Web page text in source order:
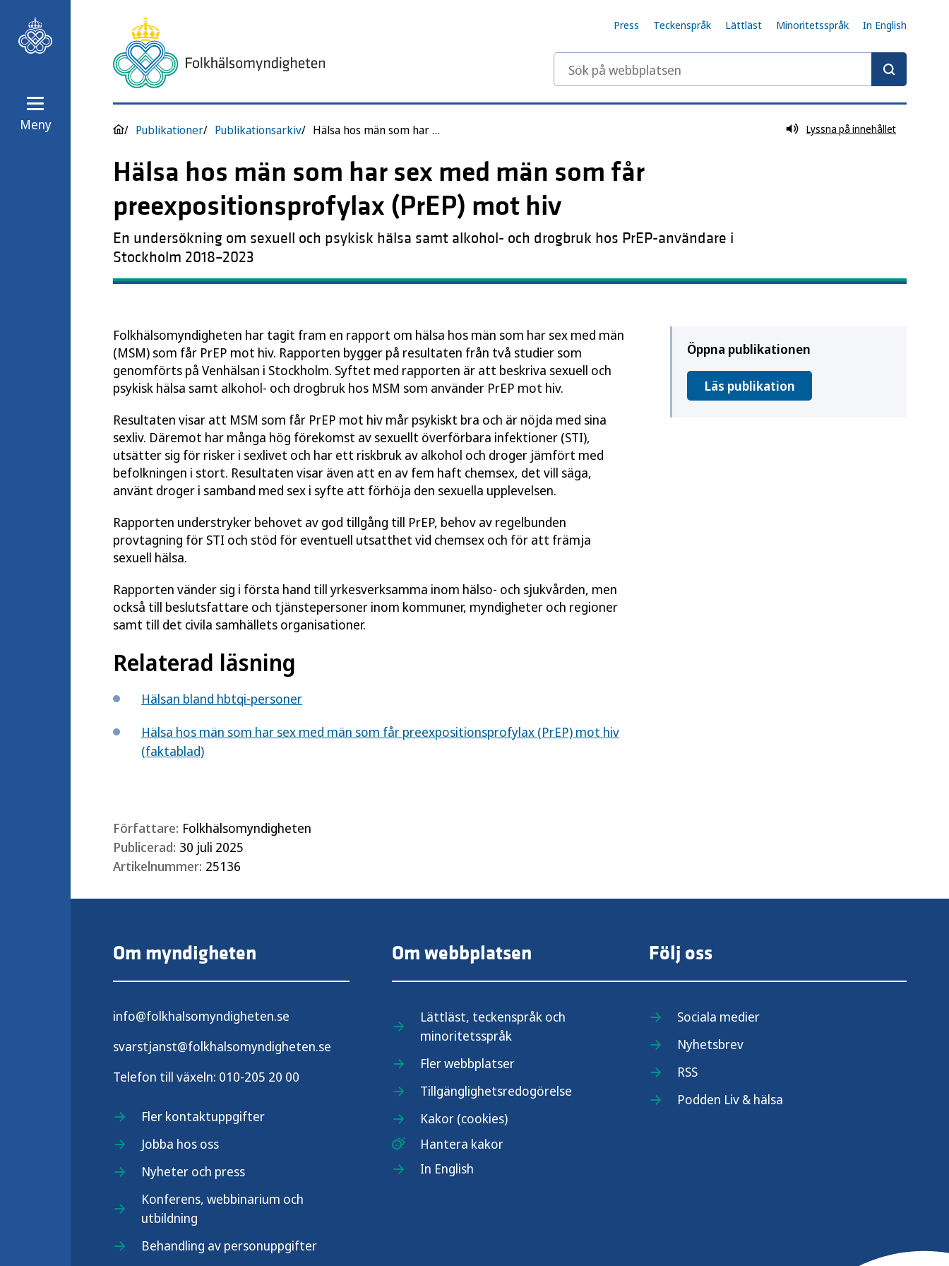
Meny
Press Teckenspråk Lättläst Minoritetsspråk In English
Sök på webbplatsen
Publikationer Publikationsarkiv Hälsa hos män som har sex med män som får preexpositionsprofylax (PrEP) mot hiv Lyssna på innehållet
Hälsa hos män som har sex med män som får
preexpositionsprofylax (PrEP) mot hiv
En undersökning om sexuell och psykisk hälsa samt alkohol- och drogbruk hos PrEP-användare i
Stockholm 2018–2023
Folkhälsomyndigheten har tagit fram en rapport om hälsa hos män som har sex med män
(MSM) som får PrEP mot hiv. Rapporten bygger på resultaten från två studier som
genomförts på Venhälsan i Stockholm. Syftet med rapporten är att beskriva sexuell och
psykisk hälsa samt alkohol- och drogbruk hos MSM som använder PrEP mot hiv.
Resultaten visar att MSM som får PrEP mot hiv mår psykiskt bra och är nöjda med sina
sexliv. Däremot har många hög förekomst av sexuellt överförbara infektioner (STI),
utsätter sig för risker i sexlivet och har ett riskbruk av alkohol och droger jämfört med
befolkningen i stort. Resultaten visar även att en av fem haft chemsex, det vill säga,
använt droger i samband med sex i syfte att förhöja den sexuella upplevelsen.
Rapporten understryker behovet av god tillgång till PrEP, behov av regelbunden
provtagning för STI och stöd för eventuell utsatthet vid chemsex och för att främja
sexuell hälsa.
Rapporten vänder sig i första hand till yrkesverksamma inom hälso- och sjukvården, men
också till beslutsfattare och tjänstepersoner inom kommuner, myndigheter och regioner
samt till det civila samhällets organisationer.
Relaterad läsning
Hälsan bland hbtqi-personer
Hälsa hos män som har sex med män som får preexpositionsprofylax (PrEP) mot hiv
(faktablad)
Författare: Folkhälsomyndigheten
Publicerad: 30 juli 2025
Artikelnummer: 25136
Öppna publikationen
Läs publikation
Om myndigheten
info@folkhalsomyndigheten.se
svarstjanst@folkhalsomyndigheten.se
Telefon till växeln: 010-205 20 00
Fler kontaktuppgifter
Jobba hos oss
Nyheter och press
Konferens, webbinarium och
utbildning
Behandling av personuppgifter
Om webbplatsen
Lättläst, teckenspråk och
minoritetsspråk
Fler webbplatser
Tillgänglighetsredogörelse
Kakor (cookies)
Hantera kakor
In English
Följ oss
Sociala medier
Nyhetsbrev
RSS
Podden Liv & hälsa